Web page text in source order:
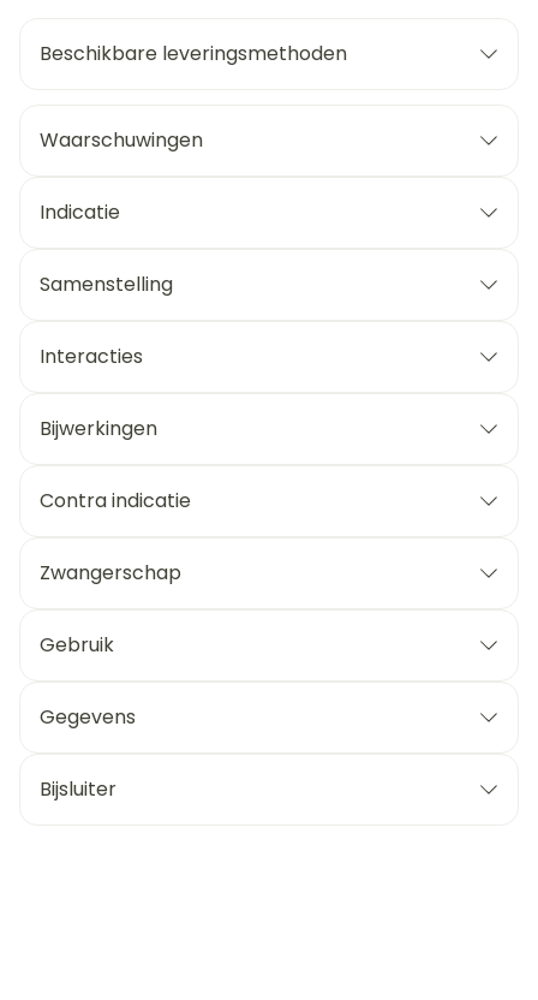
Beschikbare leveringsmethoden
Waarschuwingen
Indicatie
Samenstelling
Interacties
Bijwerkingen
Contra indicatie
Zwangerschap
Gebruik
Gegevens
Bijsluiter